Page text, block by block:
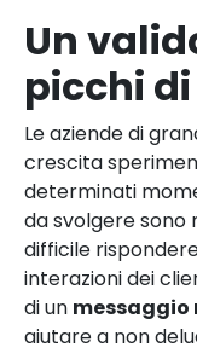
Un
picchi
Le aziende di
crescita
determinati
da svolgere sono
difficile
interazioni dei
di un
aiutare a non